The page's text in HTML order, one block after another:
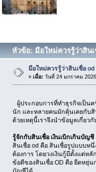
หัวข้อ: มือใหม่ควรรู้ว่าสิน
มือใหม่ควรรู้ว่าสินเชื่อ
« เมื่อ: วันที่ 24 มกราคม
ผู้ประกอบการที่ทำธุรกิจเป็นค
นัก และหลายคนมักคุ้นเคยกับสิ
ด้วยเหตุนี้เราจึงนำข้อมูลเกี่ยว
รู้จักกับสินเชื่อ เงินเบิกเกินบัญ
สินเชื่อ od คือ สินเชื่อรูปแบบห
ต้องการ โดยวงเงินกู้มีตั้งแต่ห
ข้อดีของสินเชื่อ OD คือ ยืดหยุ่น